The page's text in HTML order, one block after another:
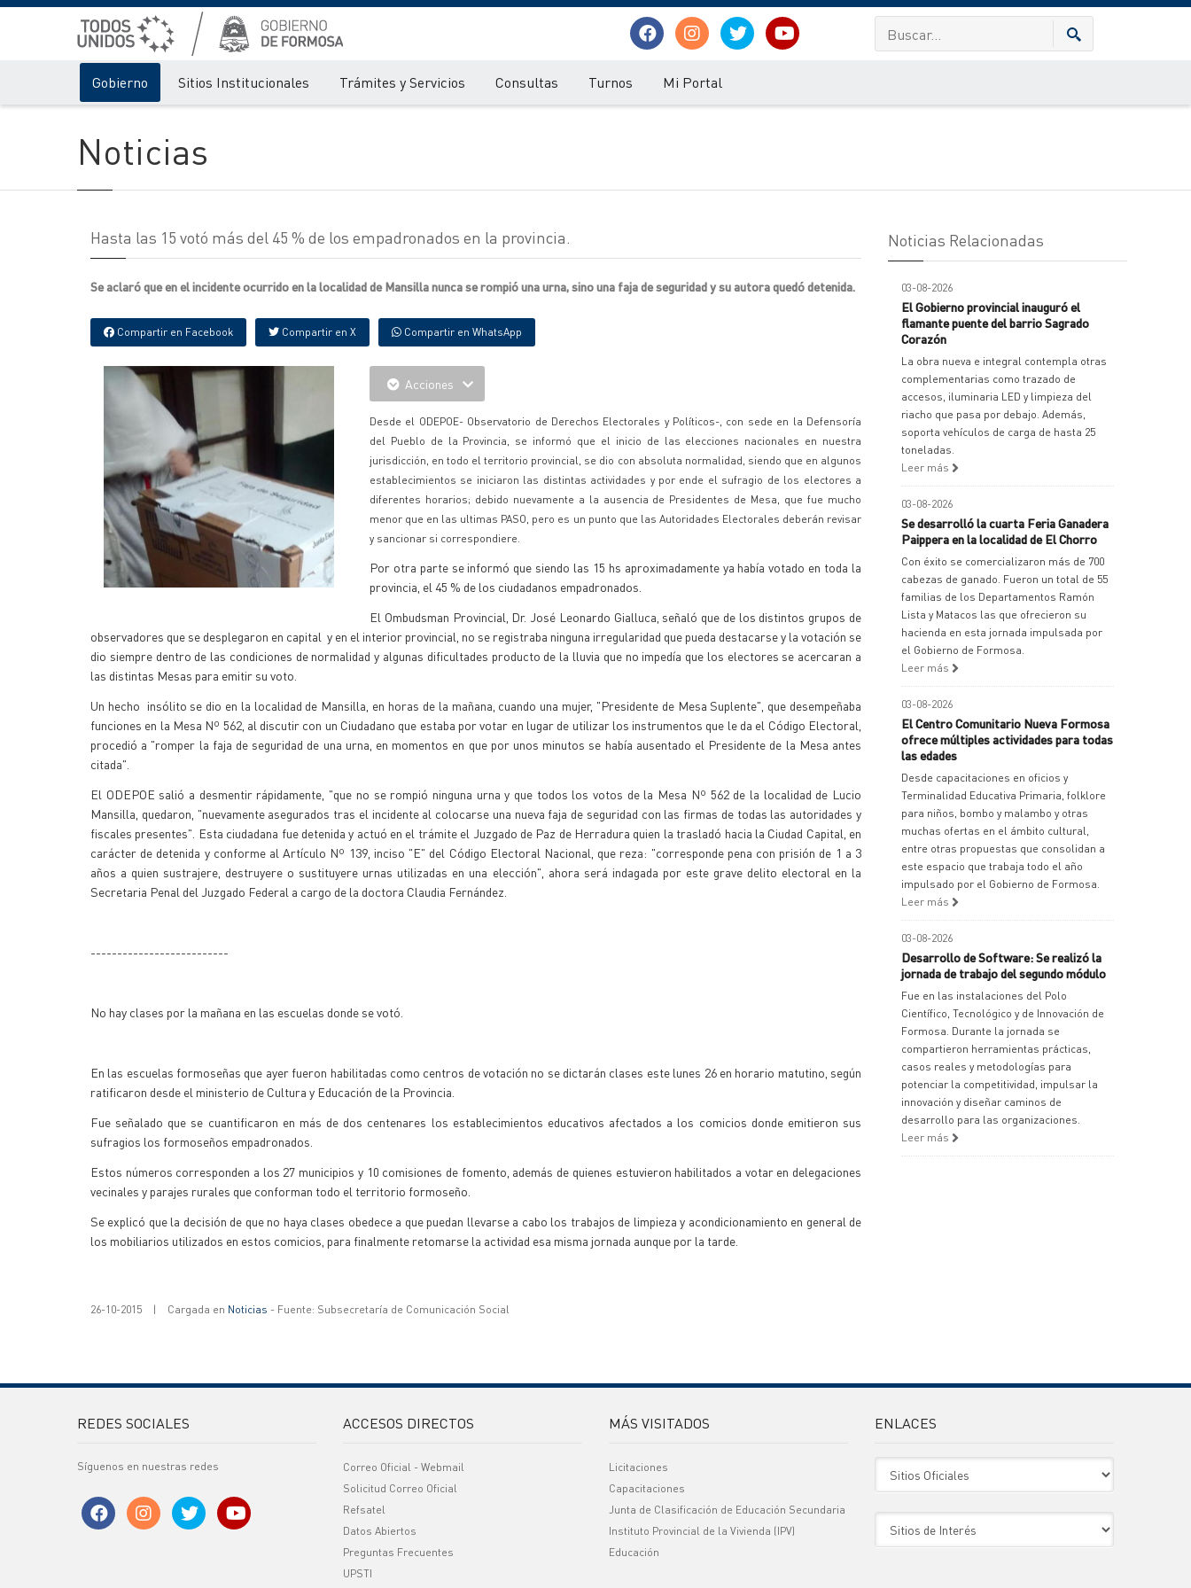
Gobierno Sitios Institucionales Trámites y Servicios Consultas Turnos Mi Portal
Noticias
Hasta las 15 votó más del 45 % de los empadronados en la provincia.
Se aclaró que en el incidente ocurrido en la localidad de Mansilla nunca se rompió una urna, sino una faja de seguridad y su autora quedó detenida.
Compartir en Facebook Compartir en X Compartir en WhatsApp
Acciones
Desde el ODEPOE- Observatorio de Derechos Electorales y Políticos-, con sede en la Defensoría
del Pueblo de la Provincia, se informó que el inicio de las elecciones nacionales en nuestra
jurisdicción, en todo el territorio provincial, se dio con absoluta normalidad, siendo que en algunos
establecimientos se iniciaron las distintas actividades y por ende el sufragio de los electores a
diferentes horarios; debido nuevamente a la ausencia de Presidentes de Mesa, que fue mucho
menor que en las ultimas PASO, pero es un punto que las Autoridades Electorales deberán revisar
y sancionar si correspondiere.
Por otra parte se informó que siendo las 15 hs aproximadamente ya había votado en toda la
provincia, el 45 % de los ciudadanos empadronados.
El Ombudsman Provincial, Dr. José Leonardo Gialluca, señaló que de los distintos grupos de
observadores que se desplegaron en capital y en el interior provincial, no se registraba ninguna irregularidad que pueda destacarse y la votación se
dio siempre dentro de las condiciones de normalidad y algunas dificultades producto de la lluvia que no impedía que los electores se acercaran a
las distintas Mesas para emitir su voto.
Un hecho insólito se dio en la localidad de Mansilla, en horas de la mañana, cuando una mujer, "Presidente de Mesa Suplente", que desempeñaba
funciones en la Mesa Nº 562, al discutir con un Ciudadano que estaba por votar en lugar de utilizar los instrumentos que le da el Código Electoral,
procedió a "romper la faja de seguridad de una urna, en momentos en que por unos minutos se había ausentado el Presidente de la Mesa antes
citada".
El ODEPOE salió a desmentir rápidamente, "que no se rompió ninguna urna y que todos los votos de la Mesa Nº 562 de la localidad de Lucio
Mansilla, quedaron, "nuevamente asegurados tras el incidente al colocarse una nueva faja de seguridad con las firmas de todas las autoridades y
fiscales presentes". Esta ciudadana fue detenida y actuó en el trámite el Juzgado de Paz de Herradura quien la trasladó hacia la Ciudad Capital, en
carácter de detenida y conforme al Artículo Nº 139, inciso "E" del Código Electoral Nacional, que reza: "corresponde pena con prisión de 1 a 3
años a quien sustrajere, destruyere o sustituyere urnas utilizadas en una elección", ahora será indagada por este grave delito electoral en la
Secretaria Penal del Juzgado Federal a cargo de la doctora Claudia Fernández.
--------------------------
No hay clases por la mañana en las escuelas donde se votó.
En las escuelas formoseñas que ayer fueron habilitadas como centros de votación no se dictarán clases este lunes 26 en horario matutino, según
ratificaron desde el ministerio de Cultura y Educación de la Provincia.
Fue señalado que se cuantificaron en más de dos centenares los establecimientos educativos afectados a los comicios donde emitieron sus
sufragios los formoseños empadronados.
Estos números corresponden a los 27 municipios y 10 comisiones de fomento, además de quienes estuvieron habilitados a votar en delegaciones
vecinales y parajes rurales que conforman todo el territorio formoseño.
Se explicó que la decisión de que no haya clases obedece a que puedan llevarse a cabo los trabajos de limpieza y acondicionamiento en general de
los mobiliarios utilizados en estos comicios, para finalmente retomarse la actividad esa misma jornada aunque por la tarde.
26-10-2015 | Cargada en Noticias - Fuente: Subsecretaría de Comunicación Social
Noticias Relacionadas
03-08-2026
El Gobierno provincial inauguró el
flamante puente del barrio Sagrado
Corazón
La obra nueva e integral contempla otras
complementarias como trazado de
accesos, iluminaria LED y limpieza del
riacho que pasa por debajo. Además,
soporta vehículos de carga de hasta 25
toneladas.
Leer más
03-08-2026
Se desarrolló la cuarta Feria Ganadera
Paippera en la localidad de El Chorro
Con éxito se comercializaron más de 700
cabezas de ganado. Fueron un total de 55
familias de los Departamentos Ramón
Lista y Matacos las que ofrecieron su
hacienda en esta jornada impulsada por
el Gobierno de Formosa.
Leer más
03-08-2026
El Centro Comunitario Nueva Formosa
ofrece múltiples actividades para todas
las edades
Desde capacitaciones en oficios y
Terminalidad Educativa Primaria, folklore
para niños, bombo y malambo y otras
muchas ofertas en el ámbito cultural,
entre otras propuestas que consolidan a
este espacio que trabaja todo el año
impulsado por el Gobierno de Formosa.
Leer más
03-08-2026
Desarrollo de Software: Se realizó la
jornada de trabajo del segundo módulo
Fue en las instalaciones del Polo
Científico, Tecnológico y de Innovación de
Formosa. Durante la jornada se
compartieron herramientas prácticas,
casos reales y metodologías para
potenciar la competitividad, impulsar la
innovación y diseñar caminos de
desarrollo para las organizaciones.
Leer más
REDES SOCIALES
Síguenos en nuestras redes
ACCESOS DIRECTOS
Correo Oficial - Webmail
Solicitud Correo Oficial
Refsatel
Datos Abiertos
Preguntas Frecuentes
UPSTI
MÁS VISITADOS
Licitaciones
Capacitaciones
Junta de Clasificación de Educación Secundaria
Instituto Provincial de la Vivienda (IPV)
Educación
ENLACES